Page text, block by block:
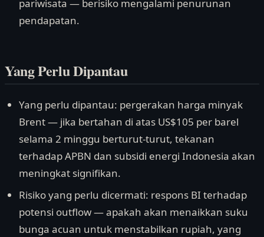
pariwisata — berisiko mengalami penurunan
pendapatan.
Yang Perlu Dipantau
Yang perlu dipantau: pergerakan harga minyak
Brent — jika bertahan di atas US$105 per barel
selama 2 minggu berturut-turut, tekanan
terhadap APBN dan subsidi energi Indonesia akan
meningkat signifikan.
Risiko yang perlu dicermati: respons BI terhadap
potensi outflow — apakah akan menaikkan suku
bunga acuan untuk menstabilkan rupiah, yang